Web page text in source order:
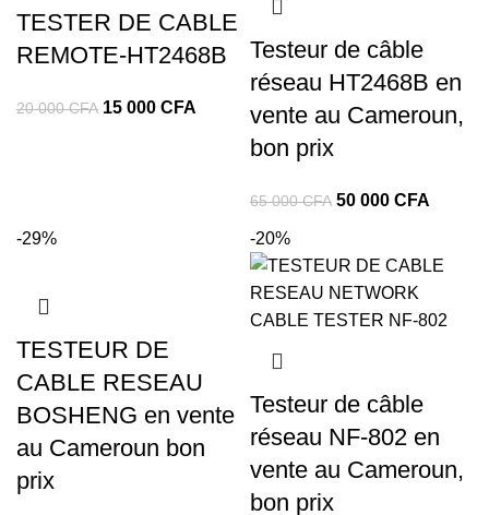
TESTER DE CABLE
REMOTE-HT2468B
20 000CFA 15 000 CFA
Testeur de câble
réseau HT2468B en
vente au Cameroun,
bon prix
65 000CFA 50 000 CFA
-29%
TESTEUR DE
CABLE RESEAU
BOSHENG en vente
au Cameroun bon
prix
-20%
Testeur de câble
réseau NF-802 en
vente au Cameroun,
bon prix